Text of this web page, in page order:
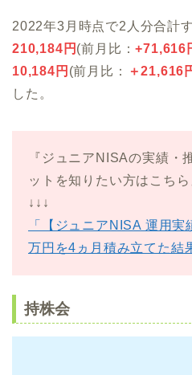
2022年3月時点で2人分合計
210,184円 (前月比：+71,616
10,184円 (前月比： ＋21,616
した。
『ジュニアNISAの実績・
ットを知りたい方はこちら
↓↓↓
「【ジュニアNISA 運用
万円を4ヵ月積み立てた結
持株会